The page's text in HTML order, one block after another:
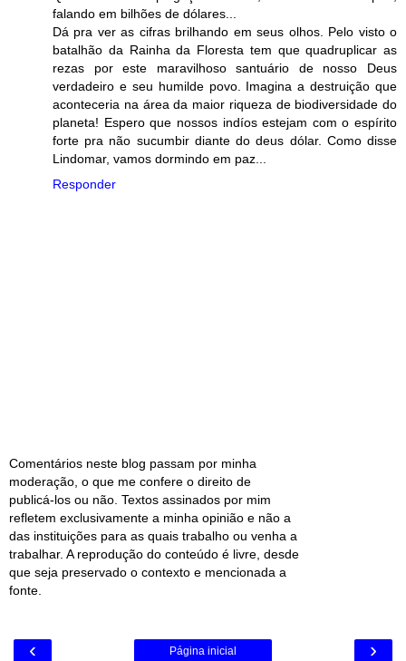
falando em bilhões de dólares...
Dá pra ver as cifras brilhando em seus olhos. Pelo visto o
batalhão da Rainha da Floresta tem que quadruplicar as
rezas por este maravilhoso santuário de nosso Deus
verdadeiro e seu humilde povo. Imagina a destruição que
aconteceria na área da maior riqueza de biodiversidade do
planeta! Espero que nossos indíos estejam com o espírito
forte pra não sucumbir diante do deus dólar. Como disse
Lindomar, vamos dormindo em paz...
Responder
Comentários neste blog passam por minha
moderação, o que me confere o direito de
publicá-los ou não. Textos assinados por mim
refletem exclusivamente a minha opinião e não a
das instituições para as quais trabalho ou venha a
trabalhar. A reprodução do conteúdo é livre, desde
que seja preservado o contexto e mencionada a
fonte.
‹ ›
Página inicial